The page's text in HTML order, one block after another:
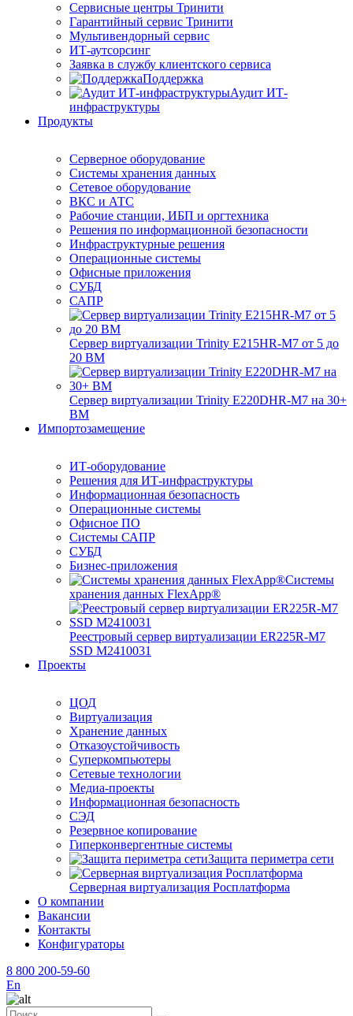
Сервисные центры Тринити
Гарантийный сервис Тринити
Мультивендорный сервис
ИТ-аутсорсинг
Заявка в службу клиентского сервиса
Поддержка
Аудит ИТ-
инфраструктуры
Продукты
Серверное оборудование
Системы хранения данных
Сетевое оборудование
ВКС и АТС
Рабочие станции, ИБП и оргтехника
Решения по информационной безопасности
Инфраструктурные решения
Операционные системы
Офисные приложения
СУБД
САПР
Сервер виртуализации Trinity E215HR-M7 от 5 до
20 ВМ
Сервер виртуализации Trinity E220DHR-M7 на 30+
ВМ
Импортозамещение
ИТ-оборудование
Решения для ИТ-инфраструктуры
Информационная безопасность
Операционные системы
Офисное ПО
Системы САПР
СУБД
Бизнес-приложения
Системы
хранения данных FlexApp®
Реестровый сервер виртуализации ER225R-M7
SSD М2410031
Проекты
ЦОД
Виртуализация
Хранение данных
Отказоустойчивость
Суперкомпьютеры
Сетевые технологии
Медиа-проекты
Информационная безопасность
СЭД
Резервное копирование
Гиперконвергентные системы
Защита периметра сети
Серверная виртуализация Росплатформа
О компании
Вакансии
Контакты
Конфигураторы
8 800 200-59-60
En